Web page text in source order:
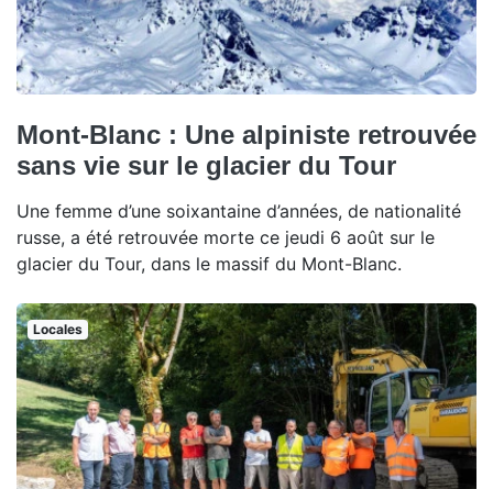
Mont-Blanc : Une alpiniste retrouvée
sans vie sur le glacier du Tour
Une femme d’une soixantaine d’années, de nationalité
russe, a été retrouvée morte ce jeudi 6 août sur le
glacier du Tour, dans le massif du Mont-Blanc.
Locales